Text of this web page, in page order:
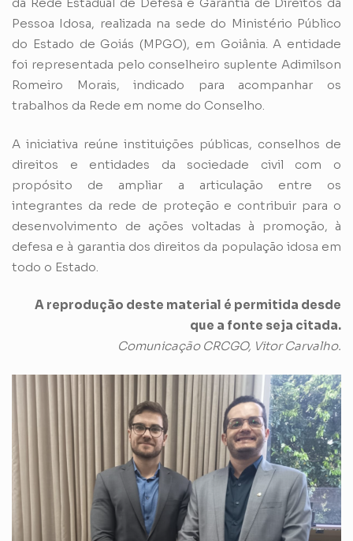
Pessoa Idosa, realizada na sede do Ministério Público
do Estado de Goiás (MPGO), em Goiânia. A entidade
foi representada pelo conselheiro suplente Adimilson
Romeiro Morais, indicado para acompanhar os
trabalhos da Rede em nome do Conselho.
A iniciativa reúne instituições públicas, conselhos de
direitos e entidades da sociedade civil com o
propósito de ampliar a articulação entre os
integrantes da rede de proteção e contribuir para o
desenvolvimento de ações voltadas à promoção, à
defesa e à garantia dos direitos da população idosa em
todo o Estado.
A reprodução deste material é permitida desde
que a fonte seja citada.
Comunicação CRCGO, Vitor Carvalho.